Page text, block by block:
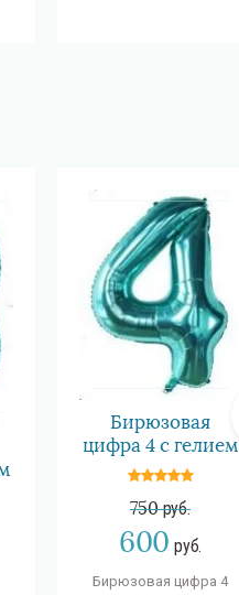
Бирюзовая
цифра 4 с гелием
600 руб.
750руб.
Бирюзовая цифра 4